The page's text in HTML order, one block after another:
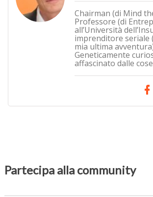
Chairman (di Mind
Professore (di
all’Università
imprenditore seriale
mia ultima
Geneticamente
affascinato dalle
Partecipa alla community